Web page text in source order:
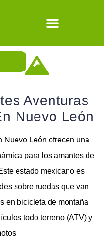
Aventuras
Nuevo León
Nuevo León ofrecen una
para los amantes de
estado mexicano es
sobre ruedas que van
en bicicleta de montaña
todo terreno (ATV) y